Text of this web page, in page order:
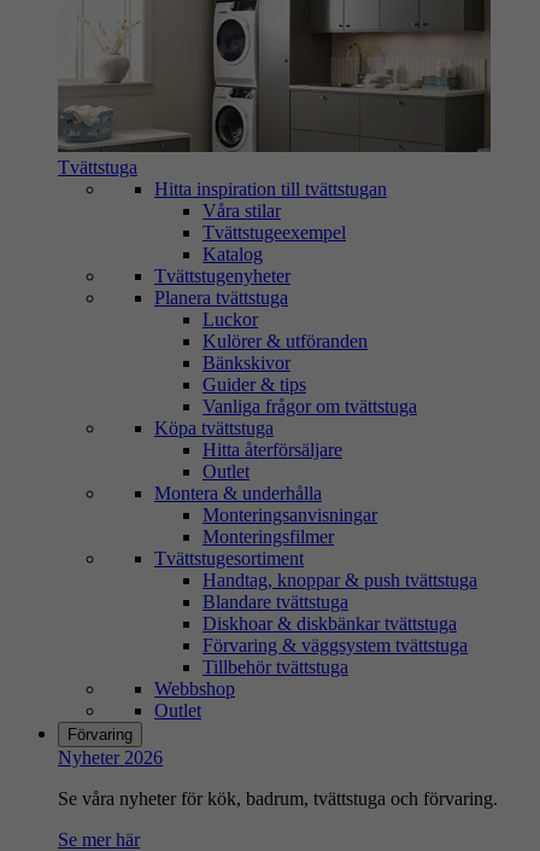
Tvättstuga
Hitta inspiration till tvättstugan
Våra stilar
Tvättstugeexempel
Katalog
Tvättstugenyheter
Planera tvättstuga
Luckor
Kulörer & utföranden
Bänkskivor
Guider & tips
Vanliga frågor om tvättstuga
Köpa tvättstuga
Hitta återförsäljare
Outlet
Montera & underhålla
Monteringsanvisningar
Monteringsfilmer
Tvättstugesortiment
Handtag, knoppar & push tvättstuga
Blandare tvättstuga
Diskhoar & diskbänkar tvättstuga
Förvaring & väggsystem tvättstuga
Tillbehör tvättstuga
Webbshop
Outlet
Förvaring
Nyheter 2026
Se våra nyheter för kök, badrum, tvättstuga och förvaring.
Se mer här